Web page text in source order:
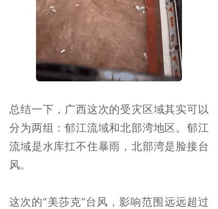
总结一下，广西这次的受灾区域其实可以
分为两组：郁江流域和北部湾地区。郁江
流域是水库扛不住暴雨，北部湾是脸接台
风。
这次的“美莎克”台风，影响范围远远超过